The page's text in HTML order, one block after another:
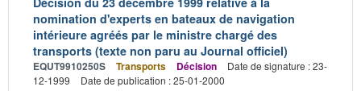
nomination d'experts en bateaux de navigation
intérieure agréés par le ministre chargé des
transports (texte non paru au Journal officiel)
EQUT9910250S Transports Décision
Date de signature : 23-
12-1999
Date de publication : 25-01-2000